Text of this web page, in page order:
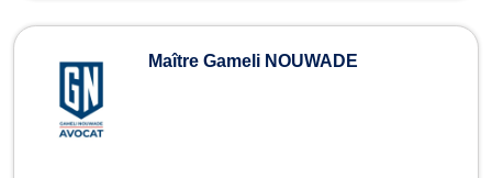
Maître Gameli NOUWADE